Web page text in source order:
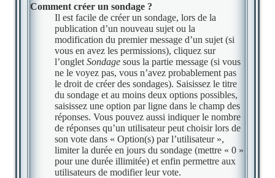
Comment créer un sondage ?
Il est facile de créer un sondage, lors de la
publication d’un nouveau sujet ou la
modification du premier message d’un sujet (si
vous en avez les permissions), cliquez sur
l’onglet Sondagesous la partie message (si vous
ne le voyez pas, vous n’avez probablement pas
le droit de créer des sondages). Saisissez le titre
du sondage et au moins deux options possibles,
saisissez une option par ligne dans le champ des
réponses. Vous pouvez aussi indiquer le nombre
de réponses qu’un utilisateur peut choisir lors de
son vote dans « Option(s) par l’utilisateur »,
limiter la durée en jours du sondage (mettre « 0 »
pour une durée illimitée) et enfin permettre aux
utilisateurs de modifier leur vote.